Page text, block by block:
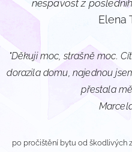
nespavost z
Elena
"Děkuji moc, strašně moc.
dorazila domu, najednou
přestala
po pročištění bytu od škodlivých